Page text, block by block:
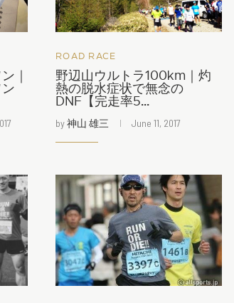
｜
ROAD RACE
野辺山ウルトラ100km｜灼
熱の脱水症状で無念の
DNF【完走率5...
by神山 雄三 June 11, 2017